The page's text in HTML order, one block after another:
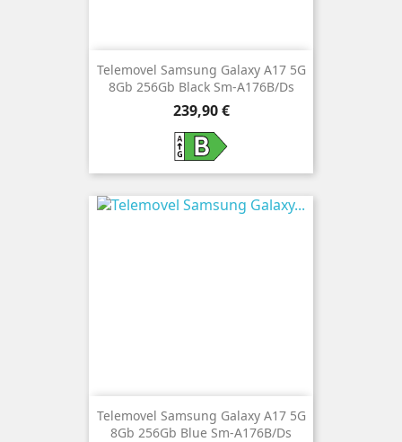
Telemovel Samsung Galaxy A17 5G
8Gb 256Gb Black Sm-A176B/Ds
Preço
239,90 €
Telemovel Samsung Galaxy A17 5G
8Gb 256Gb Blue Sm-A176B/Ds